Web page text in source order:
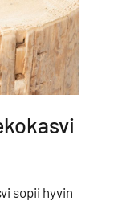
sopii hyvin